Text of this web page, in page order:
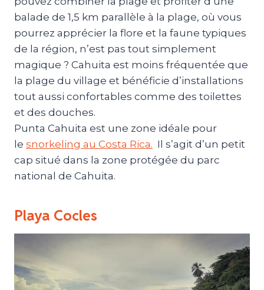
balade de 1,5 km parallèle à la plage, où vous
pourrez apprécier la flore et la faune typiques
de la région, n’est pas tout simplement
magique ? Cahuita est moins fréquentée que
la plage du village et bénéficie d’installations
tout aussi confortables comme des toilettes
et des douches.
Punta Cahuita est une zone idéale pour
le snorkeling au Costa Rica. Il s’agit d’un petit
cap situé dans la zone protégée du parc
national de Cahuita.
Playa Cocles